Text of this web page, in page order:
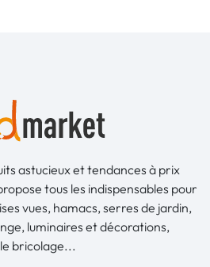
astucieux et tendances à prix
tous les indispensables pour
vues, hamacs, serres de jardin,
luminaires et décorations,
bricolage...